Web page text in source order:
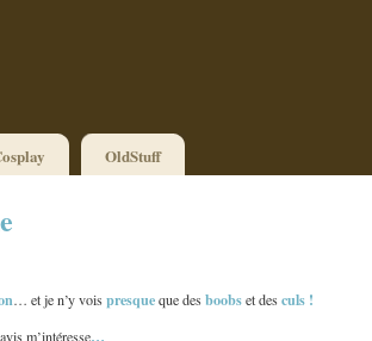
OldStuff
… et je n’y voispresqueque desboobset desculs !
m’intéresse…